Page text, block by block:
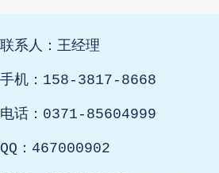
联系人：王经理
手机：158-3817-8668
电话：0371-85604999
QQ：467000902